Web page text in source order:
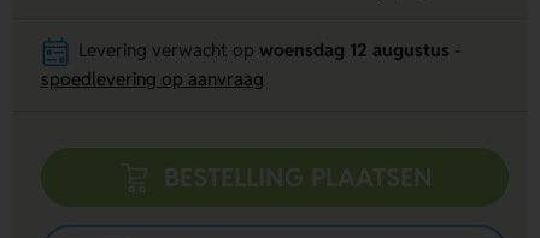
Levering verwacht op woensdag 12 augustus
spoedlevering op aanvraag
BESTELLING PLAATSEN